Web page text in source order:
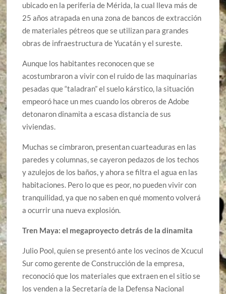
ubicado en la periferia de Mérida, la cual lleva más de
25 años atrapada en una zona de bancos de extracción
de materiales pétreos que se utilizan para grandes
obras de infraestructura de Yucatán y el sureste.
Aunque los habitantes reconocen que se
acostumbraron a vivir con el ruido de las maquinarias
pesadas que “taladran” el suelo kárstico, la situación
empeoró hace un mes cuando los obreros de Adobe
detonaron dinamita a escasa distancia de sus
viviendas.
Muchas se cimbraron, presentan cuarteaduras en las
paredes y columnas, se cayeron pedazos de los techos
y azulejos de los baños, y ahora se filtra el agua en las
habitaciones. Pero lo que es peor, no pueden vivir con
tranquilidad, ya que no saben en qué momento volverá
a ocurrir una nueva explosión.
Tren Maya: el megaproyecto detrás de la dinamita
Julio Pool, quien se presentó ante los vecinos de Xcucul
Sur como gerente de Construcción de la empresa,
reconoció que los materiales que extraen en el sitio se
los venden a la Secretaría de la Defensa Nacional